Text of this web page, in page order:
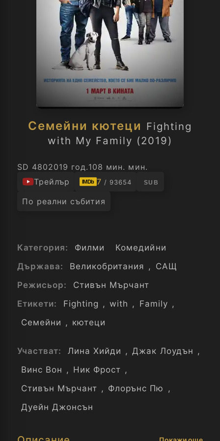
Семейни кютеци Fighting
with My Family (2019)
SD 4802019 год.108 мин. мин.
Трейлър
IMDb 7 / 93654 SUB
По реални събития
Категория: Филми
Комедийни
Държава:
Великобритания , САЩ
Режисьор:
Стивън Мърчант
Етикети:
Fighting , with , Family ,
Семейни , кютеци
Участват: Лина Хийди , Джак Лоудън ,
Винс Вон , Ник Фрост ,
Стивън Мърчант , Флорънс Пю ,
Дуейн Джонсън